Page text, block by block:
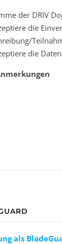
der DRIV
die
die
als